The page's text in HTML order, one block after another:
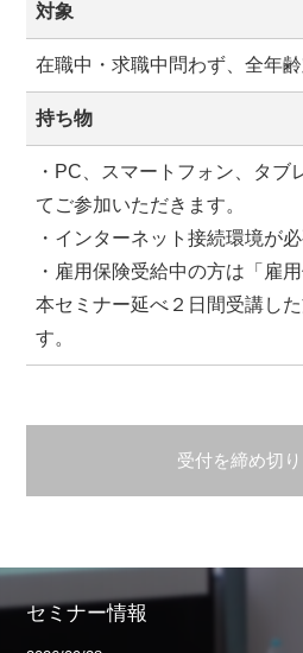
対象
在職中・求職中問わず、全年
持ち物
・PC、スマートフォン、タブ
てご参加いただきます。
・インターネット接続環境が
・雇用保険受給中の方は「雇
本セミナー延べ２日間受講し
す。
受付を締め切
セミナー情報